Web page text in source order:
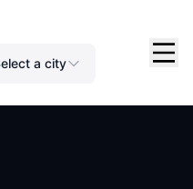
a city